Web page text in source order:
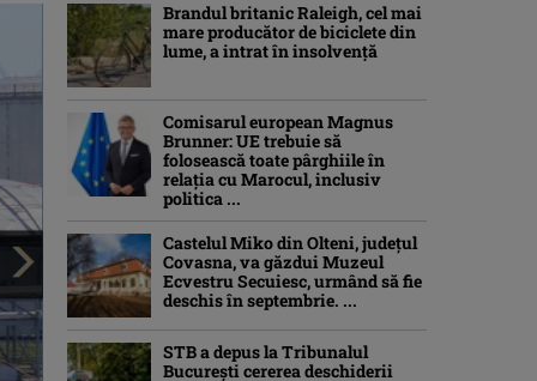
Brandul britanic Raleigh, cel mai
mare producător de biciclete din
lume, a intrat în insolvență
Comisarul european Magnus
Brunner: UE trebuie să
folosească toate pârghiile în
relația cu Marocul, inclusiv
politica ...
Castelul Miko din Olteni, județul
Covasna, va găzdui Muzeul
Ecvestru Secuiesc, urmând să fie
deschis în septembrie. ...
STB a depus la Tribunalul
București cererea deschiderii